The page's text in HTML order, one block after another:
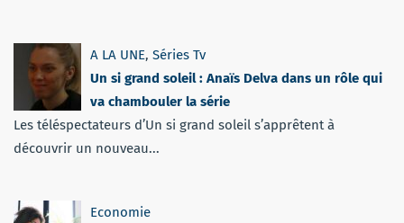
A LA UNE, Séries Tv
Un si grand soleil : Anaïs Delva dans un rôle qui
va chambouler la série
Les téléspectateurs d’Un si grand soleil s’apprêtent à
découvrir un nouveau...
Economie